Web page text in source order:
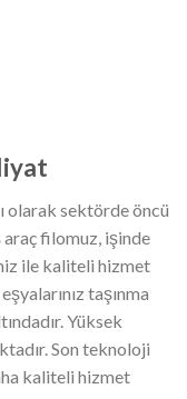
olarak sektörde öncü
araç filomuz, işinde
ile kaliteli hizmet
taşınma
Yüksek
Son teknoloji
kaliteli hizmet